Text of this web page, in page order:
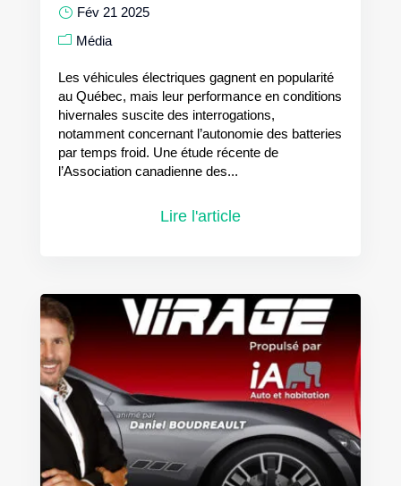
Fév 21 2025
Média
Les véhicules électriques gagnent en popularité
au Québec, mais leur performance en conditions
hivernales suscite des interrogations,
notamment concernant l’autonomie des batteries
par temps froid. Une étude récente de
l’Association canadienne des...
Lire l'article